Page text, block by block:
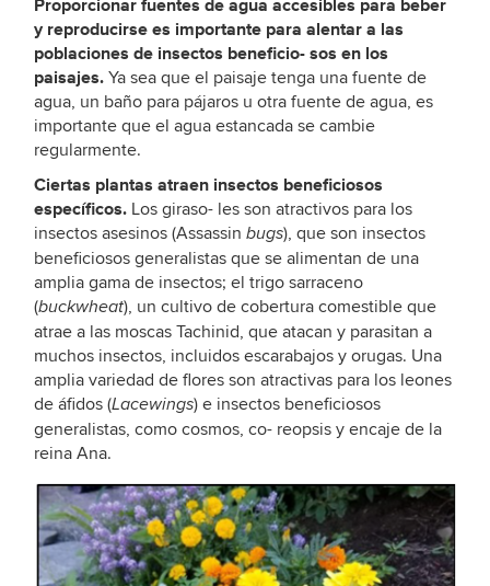
Proporcionar fuentes de agua accesibles para beber
y reproducirse es importante para alentar a las
poblaciones de insectos beneficio- sos en los
paisajes. Ya sea que el paisaje tenga una fuente de
agua, un baño para pájaros u otra fuente de agua, es
importante que el agua estancada se cambie
regularmente.
Ciertas plantas atraen insectos beneficiosos
específicos. Los giraso- les son atractivos para los
insectos asesinos (Assassin bugs), que son insectos
beneficiosos generalistas que se alimentan de una
amplia gama de insectos; el trigo sarraceno
(buckwheat), un cultivo de cobertura comestible que
atrae a las moscas Tachinid, que atacan y parasitan a
muchos insectos, incluidos escarabajos y orugas. Una
amplia variedad de flores son atractivas para los leones
de áfidos (Lacewings) e insectos beneficiosos
generalistas, como cosmos, co- reopsis y encaje de la
reina Ana.